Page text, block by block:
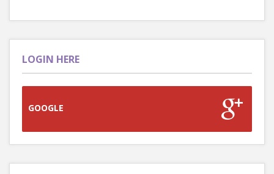
LOGIN HERE
GOOGLE